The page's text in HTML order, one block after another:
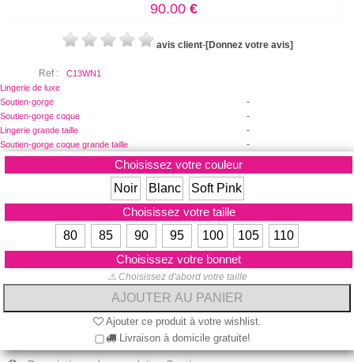
90.00€
avis client-[Donnez votre avis]
Ref :
C13WN1
Lingerie de luxe
-
Soutien-gorge
-
Soutien-gorge coque
-
Lingerie grande taille
-
Soutien-gorge coque grande taille
Choisissez votre couleur
Noir
Blanc
Soft Pink
Choisissez votre taille
80
85 90 95 100 105
110
Choisissez votre bonnet
⚠ Choisissez d'abord votre taille
Ajouter ce produit à votre wishlist.
Livraison à domicile gratuite!